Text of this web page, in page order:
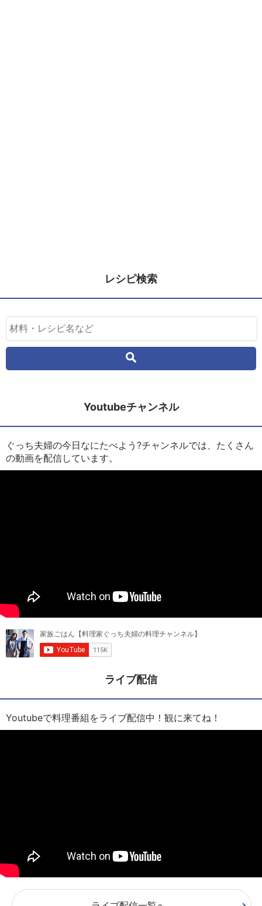
レシピ検索
Youtubeチャンネル
ぐっち夫婦の今日なにたべよう?チャンネルでは、たくさん
の動画を配信しています。
ライブ配信
Youtubeで料理番組をライブ配信中！観に来てね！